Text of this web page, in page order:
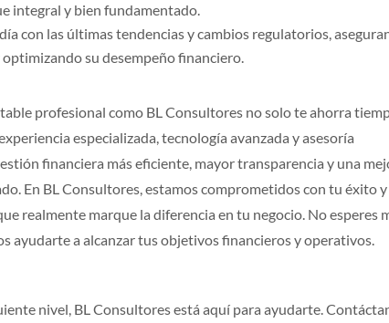
integral y bien fundamentado.
con las últimas tendencias y cambios regulatorios,
su desempeño financiero.
profesional como BL Consultores no solo te ahorra
especializada, tecnología avanzada y asesoría
financiera más eficiente, mayor transparencia y una
En BL Consultores, estamos comprometidos con tu éxito y
realmente marque la diferencia en tu negocio. No esperes
ayudarte a alcanzar tus objetivos financieros y operativos.
nivel, BL Consultores está aquí para ayudarte.